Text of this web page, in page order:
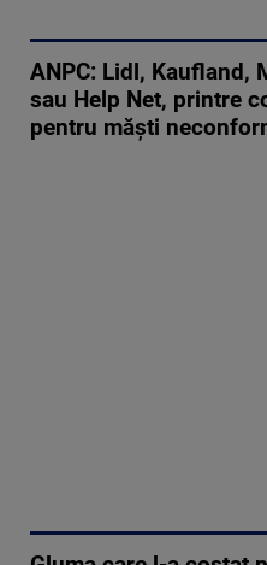
ANPC: Lidl, Kaufland,
sau Help Net, printre
pentru măști